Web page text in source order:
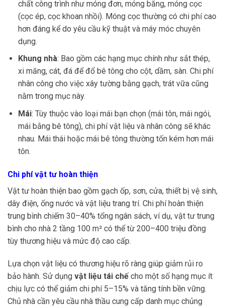
chất công trình như móng đơn, móng băng, móng cọc
(cọc ép, cọc khoan nhồi). Móng cọc thường có chi phí cao
hơn đáng kể do yêu cầu kỹ thuật và máy móc chuyên
dụng.
Khung nhà: Bao gồm các hạng mục chính như sắt thép,
xi măng, cát, đá để đổ bê tông cho cột, dầm, sàn. Chi phí
nhân công cho việc xây tường bằng gạch, trát vữa cũng
nằm trong mục này.
Mái: Tùy thuộc vào loại mái bạn chọn (mái tôn, mái ngói,
mái bằng bê tông), chi phí vật liệu và nhân công sẽ khác
nhau. Mái thái hoặc mái bê tông thường tốn kém hơn mái
tôn.
Chi phí vật tư hoàn thiện
Vật tư hoàn thiện bao gồm gạch ốp, sơn, cửa, thiết bị vệ sinh,
dây điện, ống nước và vật liệu trang trí. Chi phí hoàn thiện
trung bình chiếm 30–40% tổng ngân sách, ví dụ, vật tư trung
bình cho nhà 2 tầng 100 m² có thể từ 200–400 triệu đồng
tùy thương hiệu và mức độ cao cấp.
Lựa chọn vật liệu có thương hiệu rõ ràng giúp giảm rủi ro
bảo hành. Sử dụng vật liệu tái chế cho một số hạng mục ít
chịu lực có thể giảm chi phí 5–15% và tăng tính bền vững.
Chủ nhà cần yêu cầu nhà thầu cung cấp danh mục chủng